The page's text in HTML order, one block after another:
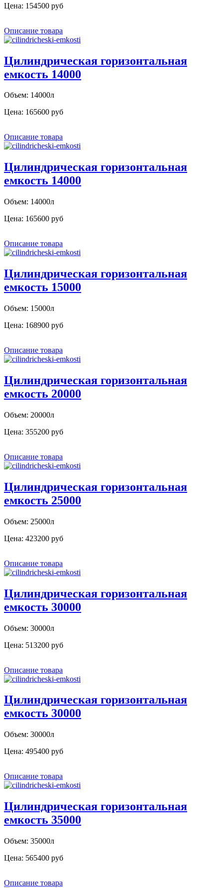
Цена: 154500 руб
Описание товара
Цилиндрическая горизонтальная
емкость 14000
Объем: 14000л
Цена: 165600 руб
Описание товара
Цилиндрическая горизонтальная
емкость 14000
Объем: 14000л
Цена: 165600 руб
Описание товара
Цилиндрическая горизонтальная
емкость 15000
Объем: 15000л
Цена: 168900 руб
Описание товара
Цилиндрическая горизонтальная
емкость 20000
Объем: 20000л
Цена: 355200 руб
Описание товара
Цилиндрическая горизонтальная
емкость 25000
Объем: 25000л
Цена: 423200 руб
Описание товара
Цилиндрическая горизонтальная
емкость 30000
Объем: 30000л
Цена: 513200 руб
Описание товара
Цилиндрическая горизонтальная
емкость 30000
Объем: 30000л
Цена: 495400 руб
Описание товара
Цилиндрическая горизонтальная
емкость 35000
Объем: 35000л
Цена: 565400 руб
Описание товара